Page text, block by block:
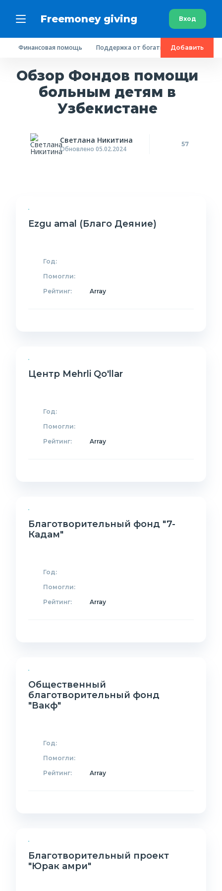
Freemoney giving Вход
Финансовая помощь Поддержка от богатых людей
Добавить
Обзор Фондов помощи
больным детям в
Узбекистане
Светлана Никитина
Обновлено 05.02.2024
57
Ezgu amal (Благо Деяние)
Год:
Помогли:
Рейтинг:
Array
Центр Mehrli Qo'llar
Год:
Помогли:
Рейтинг:
Array
Благотворительный фонд "7-
Кадам"
Год:
Помогли:
Рейтинг:
Array
Общественный
благотворительный фонд
"Вакф"
Год:
Помогли:
Рейтинг:
Array
Благотворительный проект
"Юрак амри"